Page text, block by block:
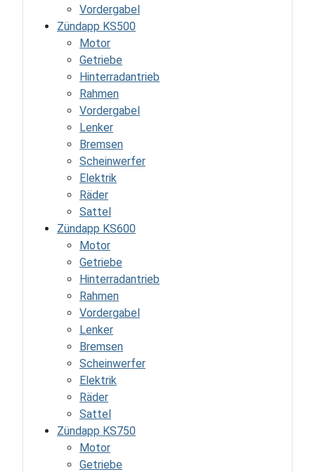
Vordergabel
Zündapp KS500
Motor
Getriebe
Hinterradantrieb
Rahmen
Vordergabel
Lenker
Bremsen
Scheinwerfer
Elektrik
Räder
Sattel
Zündapp KS600
Motor
Getriebe
Hinterradantrieb
Rahmen
Vordergabel
Lenker
Bremsen
Scheinwerfer
Elektrik
Räder
Sattel
Zündapp KS750
Motor
Getriebe